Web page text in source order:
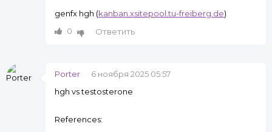
genfx hgh (kanban.xsitepool.tu-freiberg.de)
0
Ответить
Porter
6 ноября 2025 05:57
hgh vs testosterone
References: